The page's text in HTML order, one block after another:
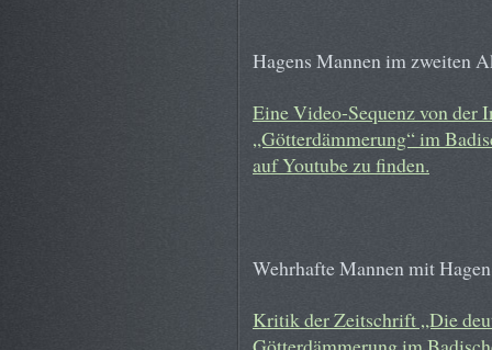
Hagens Mannen im zweiten
Eine Video-Sequenz von der
„Götterdämmerung“ im
auf Youtube zu finden.
Wehrhafte Mannen mit
Kritik der Zeitschrift „Die